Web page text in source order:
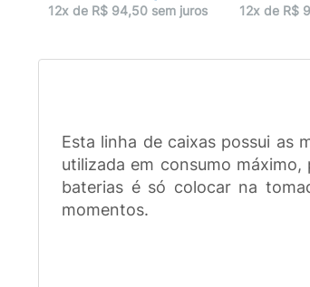
12x de R$ 94,50 sem juros 12x de R$
Esta linha de caixas possui as
utilizada em consumo
baterias é só colocar na
momentos.